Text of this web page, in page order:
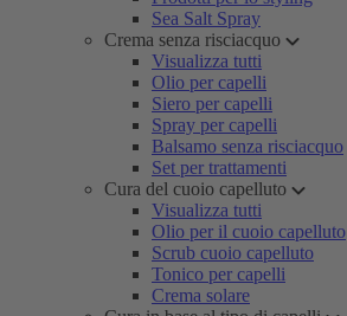
Sea Salt Spray
Crema senza risciacquo
Visualizza tutti
Olio per capelli
Siero per capelli
Spray per capelli
Balsamo senza risciacquo
Set per trattamenti
Cura del cuoio capelluto
Visualizza tutti
Olio per il cuoio capelluto
Scrub cuoio capelluto
Tonico per capelli
Crema solare